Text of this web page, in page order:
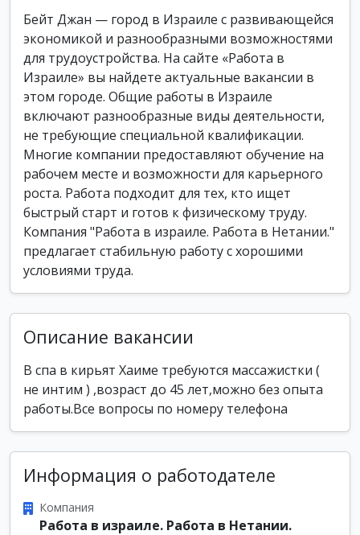
Бейт Джан — город в Израиле с развивающейся
экономикой и разнообразными возможностями
для трудоустройства. На сайте «Работа в
Израиле» вы найдете актуальные вакансии в
этом городе. Общие работы в Израиле
включают разнообразные виды деятельности,
не требующие специальной квалификации.
Многие компании предоставляют обучение на
рабочем месте и возможности для карьерного
роста. Работа подходит для тех, кто ищет
быстрый старт и готов к физическому труду.
Компания "Работа в израиле. Работа в Нетании."
предлагает стабильную работу с хорошими
условиями труда.
Описание вакансии
В спа в кирьят Хаиме требуются массажистки (
не интим ) ,возраст до 45 лет,можно без опыта
работы.Все вопросы по номеру телефона
Информация о работодателе
Компания
Работа в израиле. Работа в Нетании.